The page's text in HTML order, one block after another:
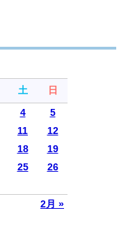
土 日
2月 »
4
5
11
12
18
19
25
26